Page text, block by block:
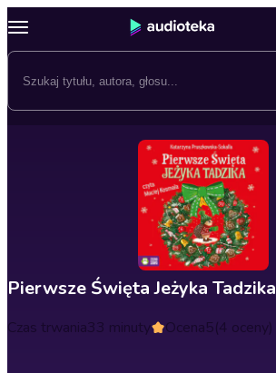
Pierwsze Święta Jeżyka Tadzika
Czas trwania33 minuty Ocena5(4 oceny)